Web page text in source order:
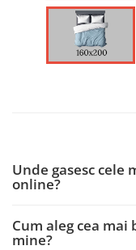
Unde gasesc
online?
Cum aleg cea
mine?